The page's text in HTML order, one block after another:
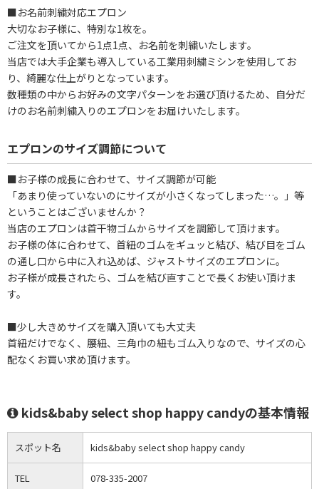
■お名前刺繍対応エプロン
大切なお子様に、特別な1枚を。
ご注文を頂いてから1点1点、お名前を刺繍いたします。
当店では大手企業も導入している工業用刺繍ミシンを使用してお
り、綺麗な仕上がりとなっています。
数種類の中からお好みの文字パターンをお選び頂けるため、自分だ
けのお名前刺繍入りのエプロンをお届けいたします。
エプロンのサイズ調節について
■お子様の成長に合わせて、サイズ調節が可能
「あまり使っていないのにサイズが小さくなってしまった…。」等
ということはございませんか？
当店のエプロンは首干物ゴムからサイズを調節して頂けます。
お子様の体に合わせて、首紐のゴムをギュッと結び、結び目をゴム
の通し口から中に入れ込めば、ジャストサイズのエプロンに。
お子様が成長されたら、ゴムを結び直すことで長くお使い頂けま
す。
■少し大きめサイズを購入頂いても大丈夫
首紐だけでなく、腰紐、三角巾の紐もゴム入りなので、サイズの心
配なくお買い求め頂けます。
kids&baby select shop happy candyの基本情報
スポット名 kids&baby select shop happy candy
TEL 078-335-2007